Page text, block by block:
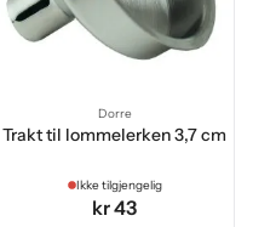
Dorre
Trakt til lommelerken 3,7 cm
Ikke tilgjengelig
kr 43